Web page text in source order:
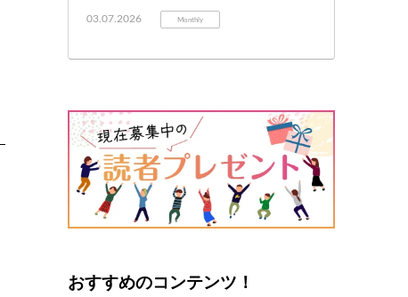
03.07.2026 Monthly
おすすめのコンテンツ！